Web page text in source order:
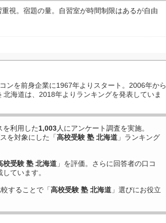
視。宿題の量。自習室が時間制限はあるが自由
ンを前身企業に1967年よりスタート。2006年から
海道は、2018年よりランキングを発表していま
を利用した1,003人にアンケート調査を実施。
を対象にした「高校受験 塾 北海道 」ランキング
校受験 塾 北海道 」を評価。さらに回答者の口コ
ています。
することで「高校受験 塾 北海道 」選びにお役立